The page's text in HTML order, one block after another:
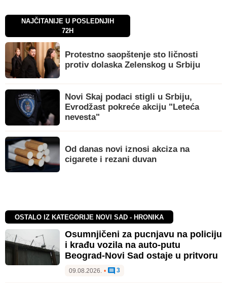
NAJČITANIJE U POSLEDNJIH
72H
Protestno saopštenje sto ličnosti
protiv dolaska Zelenskog u Srbiju
Novi Skaj podaci stigli u Srbiju,
Evrodžast pokreće akciju "Leteća
nevesta"
Od danas novi iznosi akciza na
cigarete i rezani duvan
OSTALO IZ KATEGORIJE NOVI SAD - HRONIKA
Osumnjičeni za pucnjavu na policiju
i krađu vozila na auto-putu
Beograd-Novi Sad ostaje u pritvoru
09.08.2026. • 3